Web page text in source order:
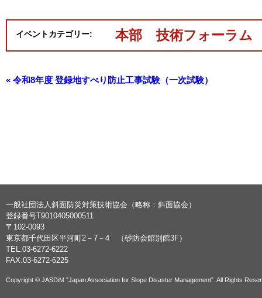
イベントカテゴリー: 本部 技術フォーラム
« 令和8年度 登録地すべり防止工事試験（一次試験）
一般社団法人斜面防災対策技術協会（略称：斜面協会）
登録番号T9010405000511
〒102-0093
東京都千代田区平河町2－7－4 （砂防会館別館3F）
TEL:03-6272-6222
FAX:03-6272-6225
Copyright © JASDiM ”Japan Association for Slope Disaster Management”. All Rights